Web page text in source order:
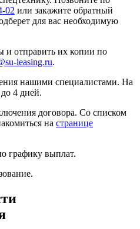
02 или закажите обратный
для вас необходимую
и отправить их копии по
leasing.ru.
нашими специалистами. На
4 дней.
договора. Со списком
на странице
графику выплат.